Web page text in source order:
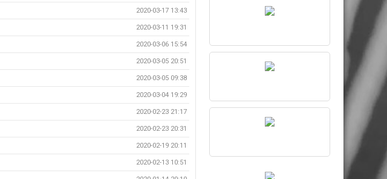
2020-03-17 13:43
2020-03-11 19:31
2020-03-06 15:54
2020-03-05 20:51
2020-03-05 09:38
2020-03-04 19:29
2020-02-23 21:17
2020-02-23 20:31
2020-02-19 20:11
2020-02-13 10:51